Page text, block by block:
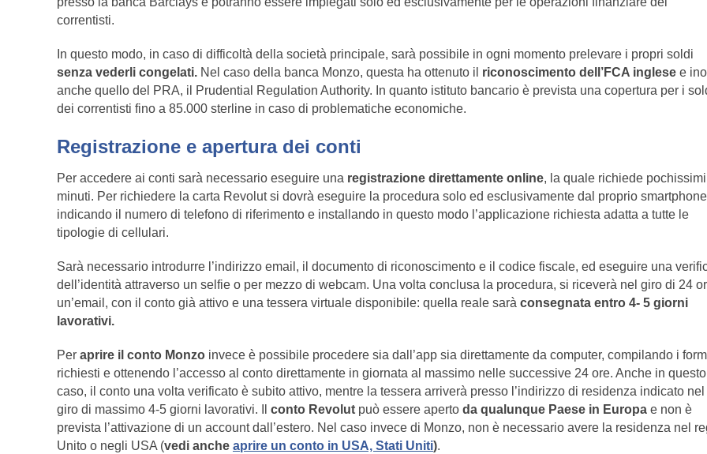
correntisti.
In questo modo, in caso di difficoltà della società principale, sarà possibile in ogni momento prelevare i propri soldi
senza vederli congelati. Nel caso della banca Monzo, questa ha ottenuto il riconoscimento dell’FCA inglese e
anche quello del PRA, il Prudential Regulation Authority. In quanto istituto bancario è prevista una copertura per i
dei correntisti fino a 85.000 sterline in caso di problematiche economiche.
Registrazione e apertura dei conti
Per accedere ai conti sarà necessario eseguire una registrazione direttamente online, la quale richiede pochissimi
minuti. Per richiedere la carta Revolut si dovrà eseguire la procedura solo ed esclusivamente dal proprio
indicando il numero di telefono di riferimento e installando in questo modo l’applicazione richiesta adatta a tutte le
tipologie di cellulari.
Sarà necessario introdurre l’indirizzo email, il documento di riconoscimento e il codice fiscale, ed eseguire una
dell’identità attraverso un selfie o per mezzo di webcam. Una volta conclusa la procedura, si riceverà nel giro di 24
un’email, con il conto già attivo e una tessera virtuale disponibile: quella reale sarà consegnata entro 4- 5 giorni
lavorativi.
Per aprire il conto Monzo invece è possibile procedere sia dall’app sia direttamente da computer, compilando i form
richiesti e ottenendo l’accesso al conto direttamente in giornata al massimo nelle successive 24 ore. Anche in questo
caso, il conto una volta verificato è subito attivo, mentre la tessera arriverà presso l’indirizzo di residenza indicato nel
giro di massimo 4-5 giorni lavorativi. Il
conto Revolut può essere aperto da qualunque Paese in Europa e non è
prevista l’attivazione di un account dall’estero. Nel caso invece di Monzo, non è necessario avere la residenza nel
Unito o negli USA (vedi anche aprire un conto in USA, Stati Uniti).